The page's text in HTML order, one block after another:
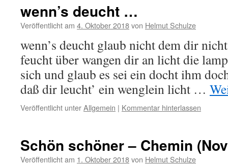
wenn’s deucht …
Veröffentlicht am 4. Oktober 2018von Helmut Schulze
wenn’s deucht glaub nicht dem dir
feucht über wangen dir an licht die
sich und glaub es sei ein docht ihm
daß dir leucht’ ein wenglein licht …
Veröffentlicht unterAllgemein | Kommentar hinterlassen
Schön schöner – Chemin
Veröffentlicht am 1. Oktober 2018von Helmut Schulze